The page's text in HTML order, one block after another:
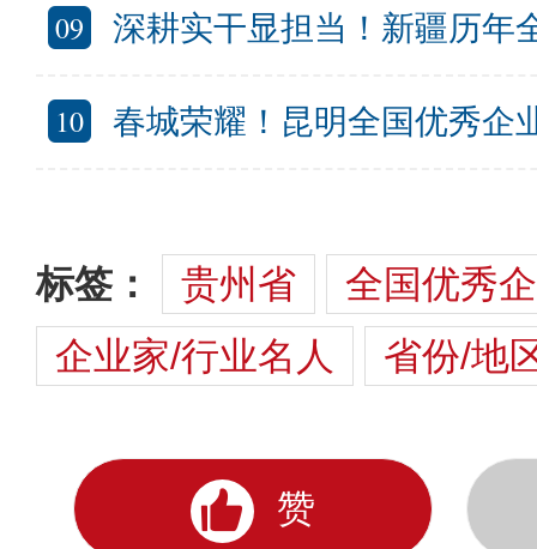
09 深耕实干显担当！新疆历年
10 春城荣耀！昆明全国优秀企
标签： 贵州省
全国优秀
企业家/行业名人
省份/地
赞